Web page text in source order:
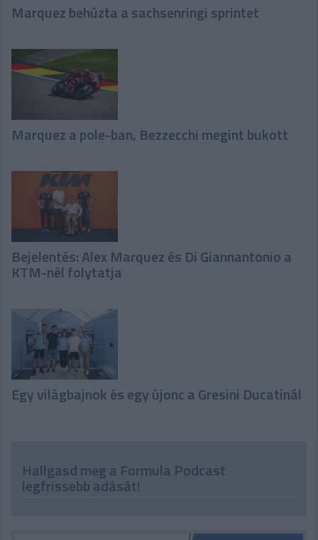
Marquez behúzta a sachsenringi sprintet
Marquez a pole-ban, Bezzecchi megint bukott
Bejelentés: Alex Marquez és Di Giannantonio a
KTM-nél folytatja
Egy világbajnok és egy újonc a Gresini Ducatinál
Hallgasd meg a Formula Podcast
legfrissebb adását!